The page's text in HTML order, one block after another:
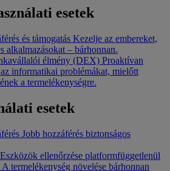
esetek
és támogatás Kezelje az embereket,
alkalmazásokat – bárhonnan.
élmény (DEX) Proaktívan
informatikai problémákat, mielőtt
a termelékenységre.
esetek
Jobb hozzáférés biztonságos
Eszközök ellenőrzése platformfüggetlenül
A termelékenység növelése bárhonnan